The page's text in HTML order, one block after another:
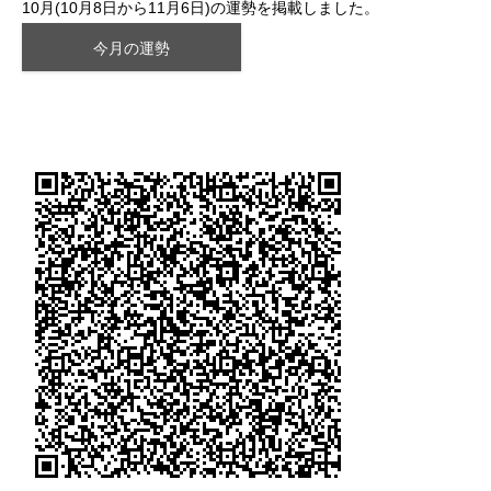
10月(10月8日から11月6日)の運勢を掲載しました。
今月の運勢